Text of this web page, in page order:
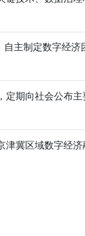
主制定数字经济
定期向社会公布主
津冀区域数字经济